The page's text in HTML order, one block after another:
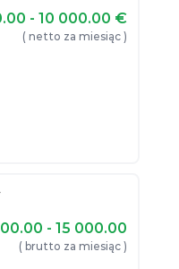
- 10 000.00 €
( netto za miesiąc )
- 15 000.00
( brutto za miesiąc )